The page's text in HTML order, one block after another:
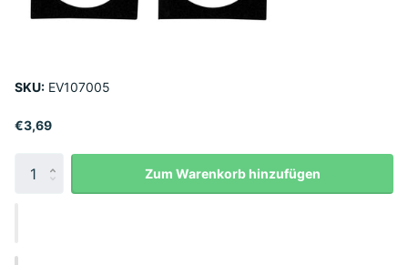
SKU: EV107005
€3,69
Zum Warenkorb hinzufügen